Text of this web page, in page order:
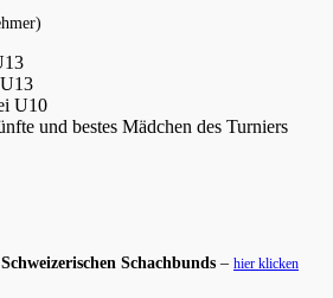
U10
und bestes Mädchen des Turniers
Schachbunds – hier klicken